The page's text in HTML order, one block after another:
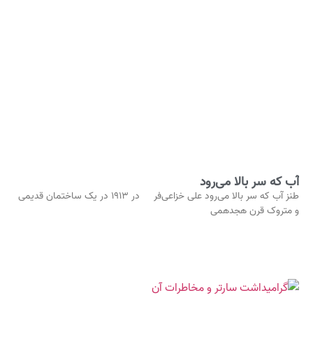
آب که سر بالا می‌رود
طنز آب که سر بالا می‌رود علی خزاعی‌فر در ۱۹۱۳ در یک ساختمان قدیمی
و متروک قرن هجدهمی